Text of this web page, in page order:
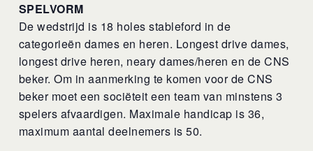
SPELVORM
De wedstrijd is 18 holes stableford in de
categorieën dames en heren. Longest drive dames,
longest drive heren, neary dames/heren en de CNS
beker. Om in aanmerking te komen voor de CNS
beker moet een sociëteit een team van minstens 3
spelers afvaardigen. Maximale handicap is 36,
maximum aantal deelnemers is 50.